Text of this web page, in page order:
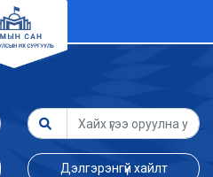
Дэлгэрэнгүй хайлт